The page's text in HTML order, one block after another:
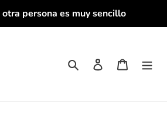
persona es muy sencillo
Buscar IngresarCarrito